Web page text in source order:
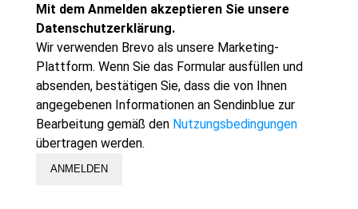
Mit dem Anmelden akzeptieren Sie unsere
Datenschutzerklärung.
Wir verwenden Brevo als unsere Marketing-
Plattform. Wenn Sie das Formular ausfüllen und
absenden, bestätigen Sie, dass die von Ihnen
angegebenen Informationen an Sendinblue zur
Bearbeitung gemäß den Nutzungsbedingungen
übertragen werden.
ANMELDEN